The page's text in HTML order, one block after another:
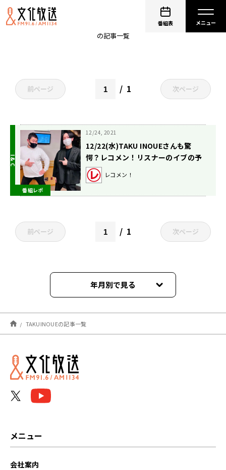
番組表
の記事一覧
前ページ 1 次ページ
番組レポ
12/24, 2021
12/22(水)TAKU INOUEさんも驚
愕？レコメン！リスナーのイブの予
定とは？
レコメン！
前ページ 1 次ページ
年月別で見る
2021年12月
TAKUINOUEの記事一覧
メニュー
会社案内